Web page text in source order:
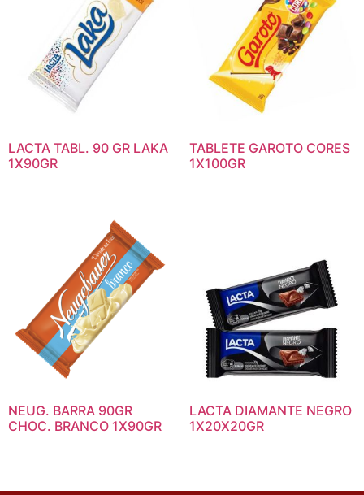
LACTA TABL. 90 GR LAKA
1X90GR
TABLETE GAROTO CORES
1X100GR
NEUG. BARRA 90GR
CHOC. BRANCO 1X90GR
LACTA DIAMANTE NEGRO
1X20X20GR